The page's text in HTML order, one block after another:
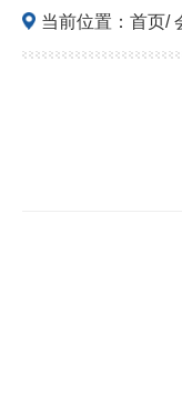
当前位置： 首页/